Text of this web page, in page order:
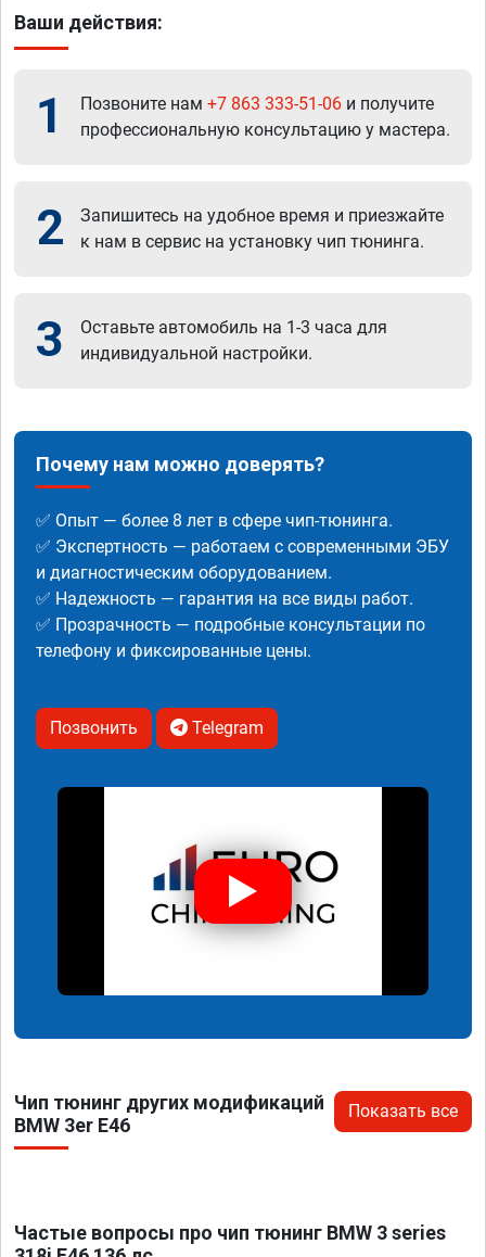
Ваши действия:
1 Позвоните нам +7 863 333-51-06 и получите
профессиональную консультацию у мастера.
2
Запишитесь на удобное время и приезжайте
к нам в сервис на установку чип тюнинга.
3
Оставьте автомобиль на 1-3 часа для
индивидуальной настройки.
Почему нам можно доверять?
✅ Опыт — более 8 лет в сфере чип-тюнинга.
✅ Экспертность — работаем с современными ЭБУ
и диагностическим оборудованием.
✅ Надежность — гарантия на все виды работ.
✅ Прозрачность — подробные консультации по
телефону и фиксированные цены.
Позвонить Telegram
Чип тюнинг других модификаций
BMW 3er E46
Показать все
Частые вопросы про чип тюнинг BMW 3 series